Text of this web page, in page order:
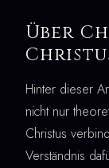
Über
Hinter dieser
nicht nur
Christus
Verständnis